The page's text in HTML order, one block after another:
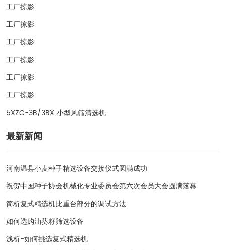
工厂掠影
工厂掠影
工厂掠影
工厂掠影
工厂掠影
工厂掠影
5XZC-3B/3BX 小型风筛清选机
最新新闻
河南温县小麦种子精选设备交接仪式圆满成功
祝贺中国种子协会机械化专业委员会第六次会员大会圆满落幕
简析复式精选机比重台部分的调试方法
如何选购油葵籽筛选设备
浅析-如何挑选复式精选机